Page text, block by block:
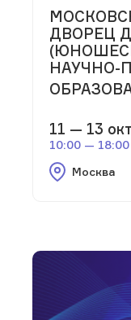
ДВОРЕЦ
НАУЧНО-
11 — 13
10:00 — 18:00
Москва